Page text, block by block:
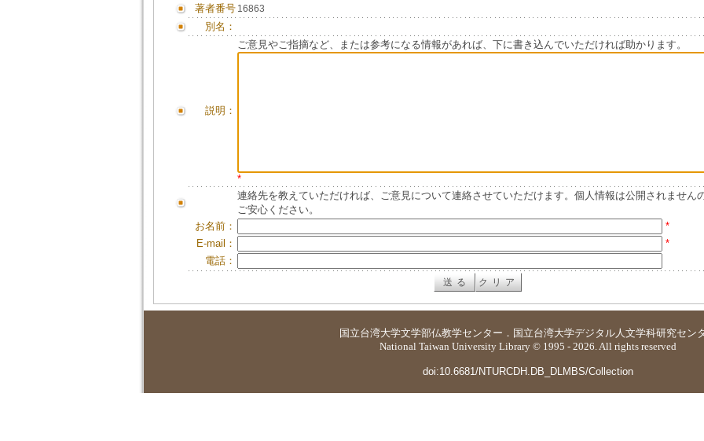
著者番号 16863
別名：
説明：
ご意見やご指摘など、または参考になる情報があれば、下に書き込んでいただければ助かります。
*
連絡先を教えていただければ、ご意見について連絡させていただけます。個人情報は公開されません
ご安心ください。
お名前：
*
E-mail：
*
電話：
国立台湾大学文学部仏教学センター ． 国立台湾大学デジタル人文学科研究セン
National Taiwan University Library © 1995 - 2026. All rights reserved
doi:10.6681/NTURCDH.DB_DLMBS/Collection